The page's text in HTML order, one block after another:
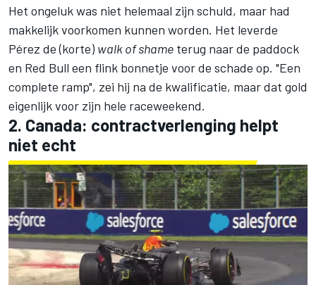
Het ongeluk was niet helemaal zijn schuld, maar had
makkelijk voorkomen kunnen worden. Het leverde
Pérez de (korte) walk of shame terug naar de paddock
en Red Bull een flink bonnetje voor de schade op. "Een
complete ramp", zei hij na de kwalificatie, maar dat gold
eigenlijk voor zijn hele raceweekend.
2. Canada: contractverlenging helpt
niet echt